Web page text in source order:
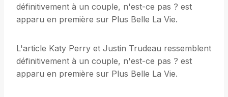
définitivement à un couple, n'est-ce pas ? est
apparu en première sur Plus Belle La Vie.
L'article Katy Perry et Justin Trudeau ressemblent
définitivement à un couple, n'est-ce pas ? est
apparu en première sur Plus Belle La Vie.